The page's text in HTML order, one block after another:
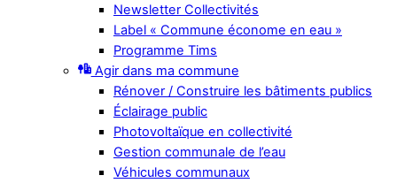
Newsletter Collectivités
Label « Commune économe en eau »
Programme Tims
Agir dans ma commune
Rénover / Construire les bâtiments publics
Éclairage public
Photovoltaïque en collectivité
Gestion communale de l’eau
Véhicules communaux